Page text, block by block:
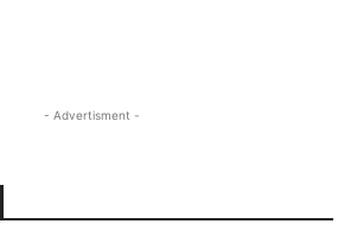
- Advertisment -